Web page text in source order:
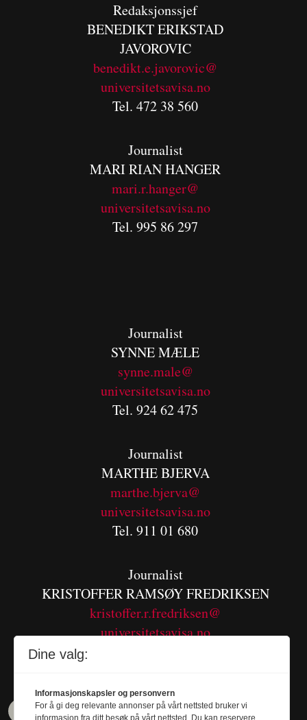
Redaksjonssjef
BENEDIKTERIKSTAD
JAVOROVIC
benedikt.e.javorovic@
universitetsavisa.no
Tel. 472 38 560
Journalist
MARI RIAN HANGER
mari.r.hanger@
universitetsavisa.no
Tel. 995 86 297
Journalist
SYNNE MÆLE
synne.male@
universitetsavisa.no
Tel. 924 62 475
Journalist
MARTHE BJERVA
marthe.bjerva@
universitetsavisa.no
Tel. 911 01 680
Journalist
KRISTOFFER RAMSØY FREDRIKSEN
kristoffer.r.fredriksen@
universitetsavisa.no
Dine valg:
Informasjonskapsler og personvern
For å gi deg relevante annonser på vårt nettsted bruker vi
informasjon fra ditt besøk på vårt nettsted. Du kan reservere